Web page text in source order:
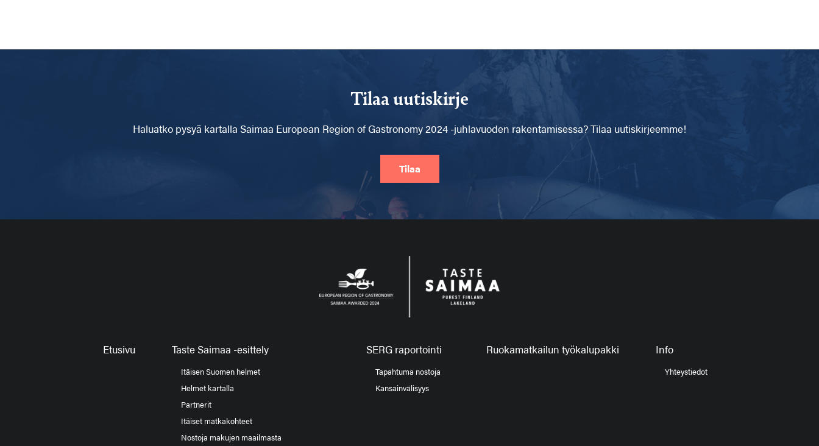
Tilaa uutiskirje
Haluatko pysyä kartalla Saimaa European Region of Gastronomy 2024 -juhlavuoden rakentamisessa? Tilaa uutiskirjeemme!
Tilaa
Etusivu Taste Saimaa -esittely
Itäisen Suomen helmet
Helmet kartalla
Partnerit
Itäiset matkakohteet
Nostoja makujen maailmasta
SERG raportointi
Tapahtuma nostoja
Kansainvälisyys
Ruokamatkailun työkalupakki Info
Yhteystiedot